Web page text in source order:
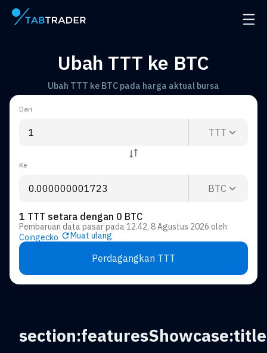
Halaman utama Buka
Ubah TTT ke BTC
Ubah TTT ke BTC pada harga aktual bursa
Dari
TTT
Ke
BTC
1 TTT setara dengan 0 BTC
Pembaruan data pasar pada12.42, 8 Agustus 2026 oleh
Coingecko
Muat ulang
Perdagangkan TTT
section:featuresShowcase:title